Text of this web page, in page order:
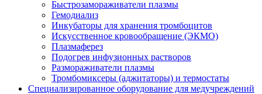
Быстрозамораживатели плазмы
Гемодиализ
Инкубаторы для хранения тромбоцитов
Искусственное кровообращение (ЭКМО)
Плазмаферез
Подогрев инфузионных растворов
Размораживатели плазмы
Тромбомиксеры (аджитаторы) и термостаты
Специализированное оборудование для медучреждений